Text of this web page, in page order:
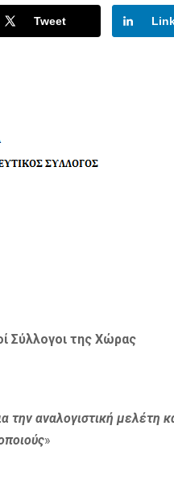
Tweet
Σύλλογοι της Χώρας
την αναλογιστική μελέτη
»